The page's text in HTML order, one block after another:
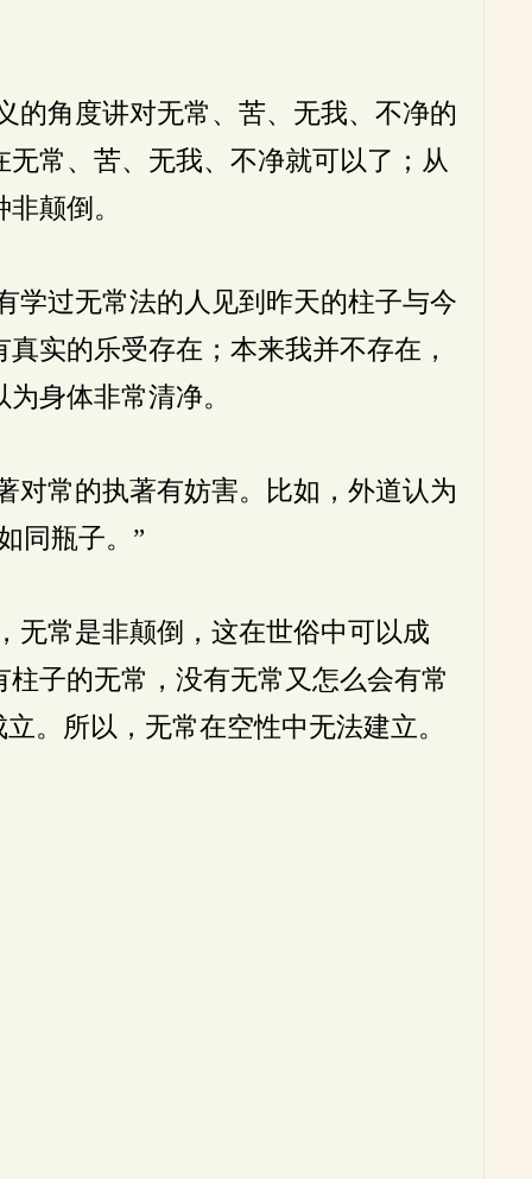
角度讲对无常、苦、无我、不净的
常、苦、无我、不净就可以了；从
颠倒。
过无常法的人见到昨天的柱子与今
实的乐受存在；本来我并不存在，
身体非常清净。
常的执著有妨害。比如，外道认为
同瓶子。”
常是非颠倒，这在世俗中可以成
子的无常，没有无常又怎么会有常
。所以，无常在空性中无法建立。